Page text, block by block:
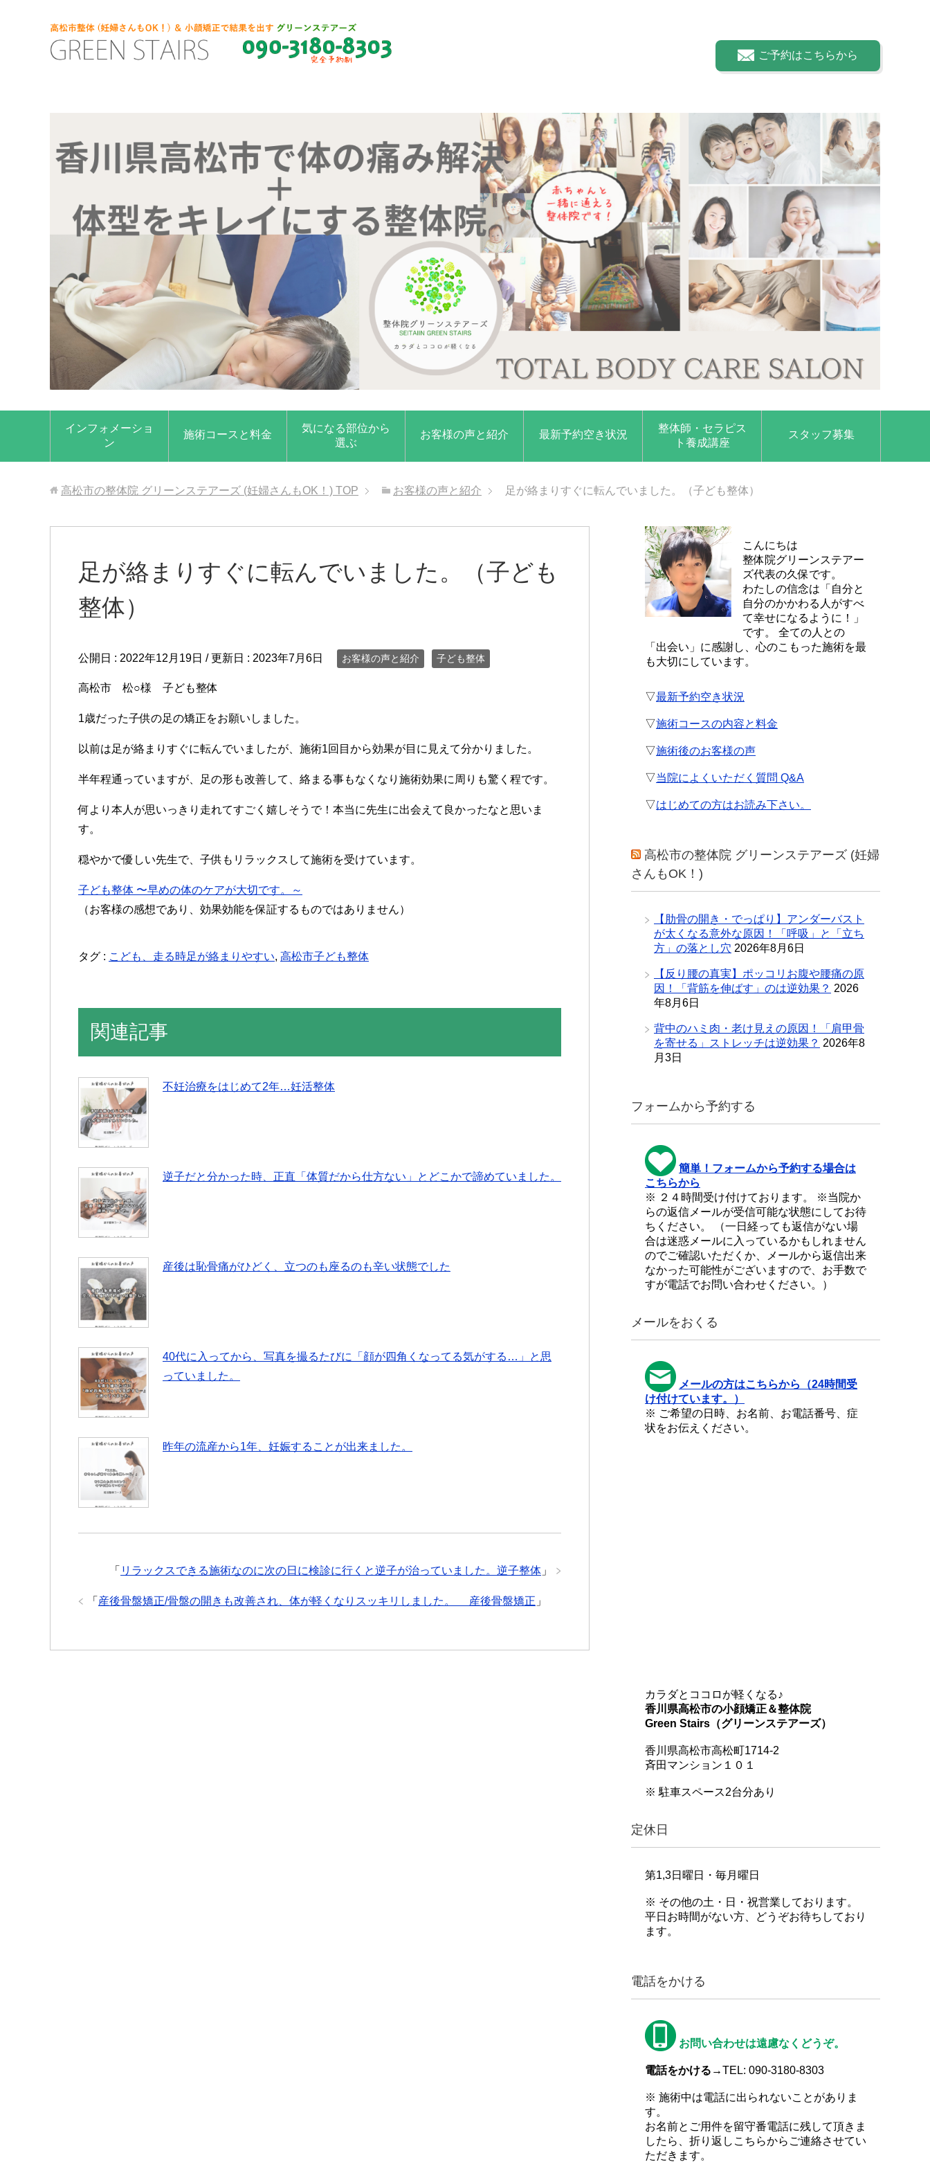
ご予約はこちらから
インフォメーショ
ン
施術コースと料金
気になる部位から
選ぶ
お客様の声と紹介 最新予約空き状況
整体師・セラピス
ト養成講座
スタッフ募集
高松市の整体院 グリーンステアーズ (妊婦さんもOK！) TOP お客様の声と紹介 足が絡まりすぐに転んでいました。（子ども整体）
足が絡まりすぐに転んでいました。（子ども
整体）
公開日 : 2022年12月19日 / 更新日 : 2023年7月6日 お客様の声と紹介 子ども整体
高松市 松○様 子ども整体
1歳だった子供の足の矯正をお願いしました。
以前は足が絡まりすぐに転んでいましたが、施術1回目から効果が目に見えて分かりました。
半年程通っていますが、足の形も改善して、絡まる事もなくなり施術効果に周りも驚く程です。
何より本人が思いっきり走れてすごく嬉しそうで！本当に先生に出会えて良かったなと思いま
す。
穏やかで優しい先生で、子供もリラックスして施術を受けています。
子ども整体 〜早めの体のケアが大切です。～
（お客様の感想であり、効果効能を保証するものではありません）
タグ : こども、走る時足が絡まりやすい, 高松市子ども整体
関連記事
不妊治療をはじめて2年…妊活整体
逆子だと分かった時、正直「体質だから仕方ない」とどこかで諦めていました。
産後は恥骨痛がひどく、立つのも座るのも辛い状態でした
40代に入ってから、写真を撮るたびに「顔が四角くなってる気がする…」と思
っていました。
昨年の流産から1年、妊娠することが出来ました。
「 リラックスできる施術なのに次の日に検診に行くと逆子が治っていました。逆子整体 」
「 産後骨盤矯正/骨盤の開きも改善され、体が軽くなりスッキリしました。 産後骨盤矯正 」
こんにちは
整体院グリーンステアー
ズ代表の久保です。
わたしの信念は「自分と
自分のかかわる人がすべ
て幸せになるように！」
です。 全ての人との
「出会い」に感謝し、心のこもった施術を最
も大切にしています。
▽最新予約空き状況
▽施術コースの内容と料金
▽施術後のお客様の声
▽当院によくいただく質問 Q&A
▽はじめての方はお読み下さい。
高松市の整体院 グリーンステアーズ (妊婦
さんもOK！)
【肋骨の開き・でっぱり】アンダーバスト
が太くなる意外な原因！「呼吸」と「立ち
方」の落とし穴 2026年8月6日
【反り腰の真実】ポッコリお腹や腰痛の原
因！「背筋を伸ばす」のは逆効果？ 2026
年8月6日
背中のハミ肉・老け見えの原因！「肩甲骨
を寄せる」ストレッチは逆効果？ 2026年8
月3日
フォームから予約する
簡単！フォームから予約する場合は
こちらから
※ ２４時間受け付けております。 ※当院か
らの返信メールが受信可能な状態にしてお待
ちください。 （一日経っても返信がない場
合は迷惑メールに入っているかもしれません
のでご確認いただくか、メールから返信出来
なかった可能性がございますので、お手数で
すが電話でお問い合わせください。）
メールをおくる
メールの方はこちらから（24時間受
け付けています。）
※ ご希望の日時、お名前、お電話番号、症
状をお伝えください。
カラダとココロが軽くなる♪
香川県高松市の小顔矯正＆整体院
Green Stairs（グリーンステアーズ）
香川県高松市高松町1714-2
斉田マンション１０１
※ 駐車スペース2台分あり
定休日
第1,3日曜日・毎月曜日
※ その他の土・日・祝営業しております。
平日お時間がない方、どうぞお待ちしており
ます。
電話をかける
お問い合わせは遠慮なくどうぞ。
電話をかける→TEL: 090-3180-8303
※ 施術中は電話に出られないことがありま
す。
お名前とご用件を留守番電話に残して頂きま
したら、折り返しこちらからご連絡させてい
ただきます。